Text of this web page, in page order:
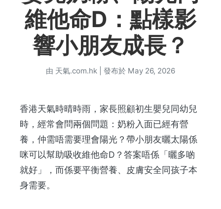
維他命D：點樣影
響小朋友成長？
由 天氣.com.hk 發布於 May 26, 2026
香港天氣時晴時雨，家長照顧初生嬰兒同幼兒
時，經常會問兩個問題：奶粉入面已經有營
養，仲需唔需要理會陽光？帶小朋友曬太陽係
咪可以幫助吸收維他命D？答案唔係「曬多啲
就好」，而係要平衡營養、皮膚安全同孩子本
身需要。